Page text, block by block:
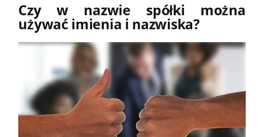
Czy w nazwie spółki można
używać imienia i nazwiska?